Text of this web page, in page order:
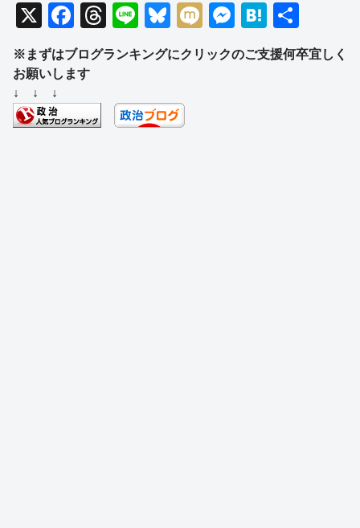
X
F
a
c
b
T
hr
e
d
Li
n
e
Bl
e
y
M
ixi
M
ss
H
at
e
有
※まずはブログランキングにクリックのご支援何卒宜しく
お願いします
↓ ↓ ↓